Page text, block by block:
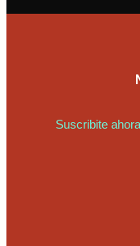
Suscribite